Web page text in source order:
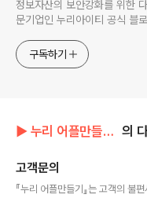
정보자산의 보안강화를 위한
문기업인 누리아이티 공식 블
구독하기
▶ 누리 어플만들기/이용안내 의
고객문의
『누리 어플만들기』는 고객의 불